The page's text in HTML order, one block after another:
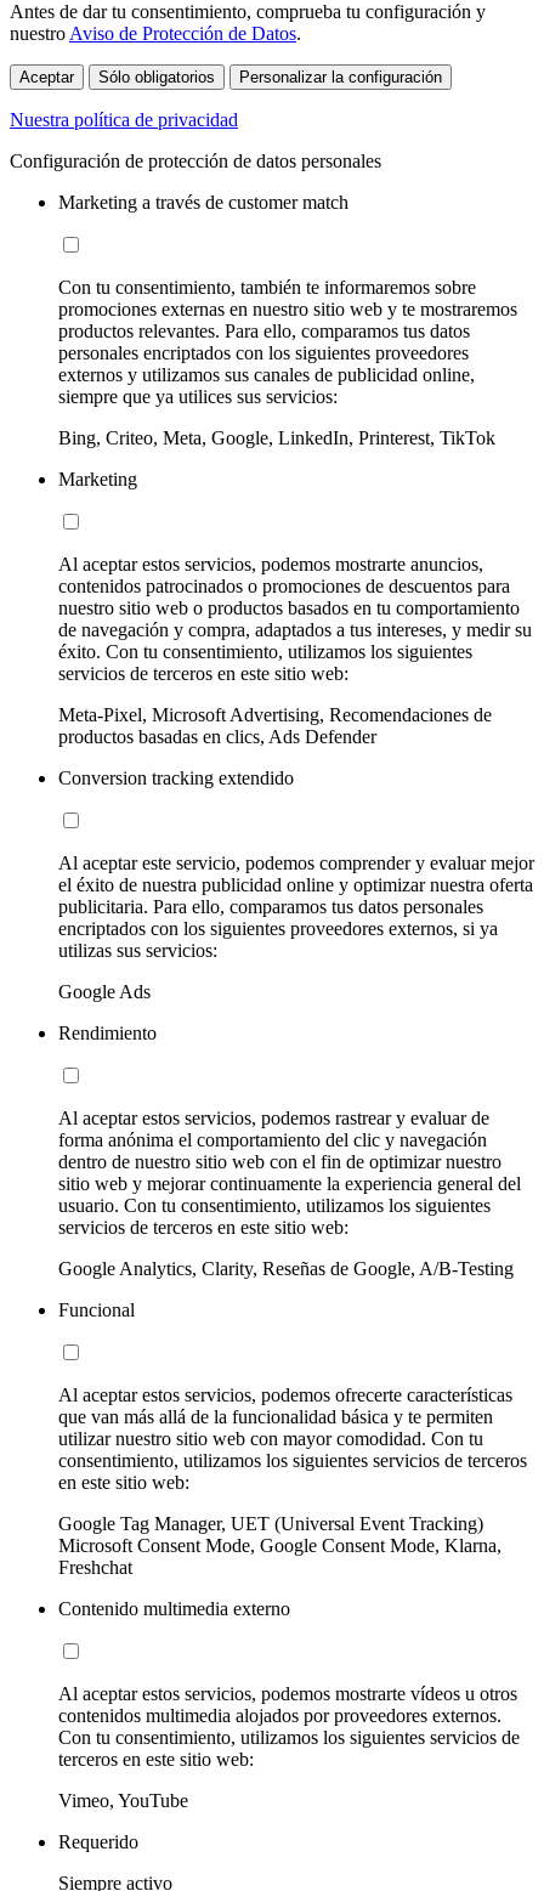
Antes de dar tu consentimiento, comprueba tu configuración y
nuestro Aviso de Protección de Datos.
Aceptar Sólo obligatorios Personalizar la configuración
Nuestra política de privacidad
Configuración de protección de datos personales
Marketing a través de customer match
Con tu consentimiento, también te informaremos sobre
promociones externas en nuestro sitio web y te mostraremos
productos relevantes. Para ello, comparamos tus datos
personales encriptados con los siguientes proveedores
externos y utilizamos sus canales de publicidad online,
siempre que ya utilices sus servicios:
Bing, Criteo, Meta, Google, LinkedIn, Printerest, TikTok
Marketing
Al aceptar estos servicios, podemos mostrarte anuncios,
contenidos patrocinados o promociones de descuentos para
nuestro sitio web o productos basados en tu comportamiento
de navegación y compra, adaptados a tus intereses, y medir su
éxito. Con tu consentimiento, utilizamos los siguientes
servicios de terceros en este sitio web:
Meta-Pixel, Microsoft Advertising, Recomendaciones de
productos basadas en clics, Ads Defender
Conversion tracking extendido
Al aceptar este servicio, podemos comprender y evaluar mejor
el éxito de nuestra publicidad online y optimizar nuestra oferta
publicitaria. Para ello, comparamos tus datos personales
encriptados con los siguientes proveedores externos, si ya
utilizas sus servicios:
Google Ads
Rendimiento
Al aceptar estos servicios, podemos rastrear y evaluar de
forma anónima el comportamiento del clic y navegación
dentro de nuestro sitio web con el fin de optimizar nuestro
sitio web y mejorar continuamente la experiencia general del
usuario. Con tu consentimiento, utilizamos los siguientes
servicios de terceros en este sitio web:
Google Analytics, Clarity, Reseñas de Google, A/B-Testing
Funcional
Al aceptar estos servicios, podemos ofrecerte características
que van más allá de la funcionalidad básica y te permiten
utilizar nuestro sitio web con mayor comodidad. Con tu
consentimiento, utilizamos los siguientes servicios de terceros
en este sitio web:
Google Tag Manager, UET (Universal Event Tracking)
Microsoft Consent Mode, Google Consent Mode, Klarna,
Freshchat
Contenido multimedia externo
Al aceptar estos servicios, podemos mostrarte vídeos u otros
contenidos multimedia alojados por proveedores externos.
Con tu consentimiento, utilizamos los siguientes servicios de
terceros en este sitio web:
Vimeo, YouTube
Requerido
Siempre activo